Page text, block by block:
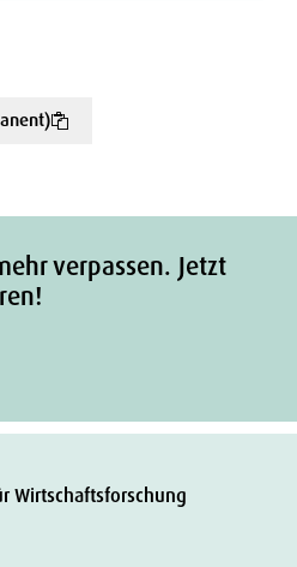
verpassen. Jetzt
Wirtschaftsforschung